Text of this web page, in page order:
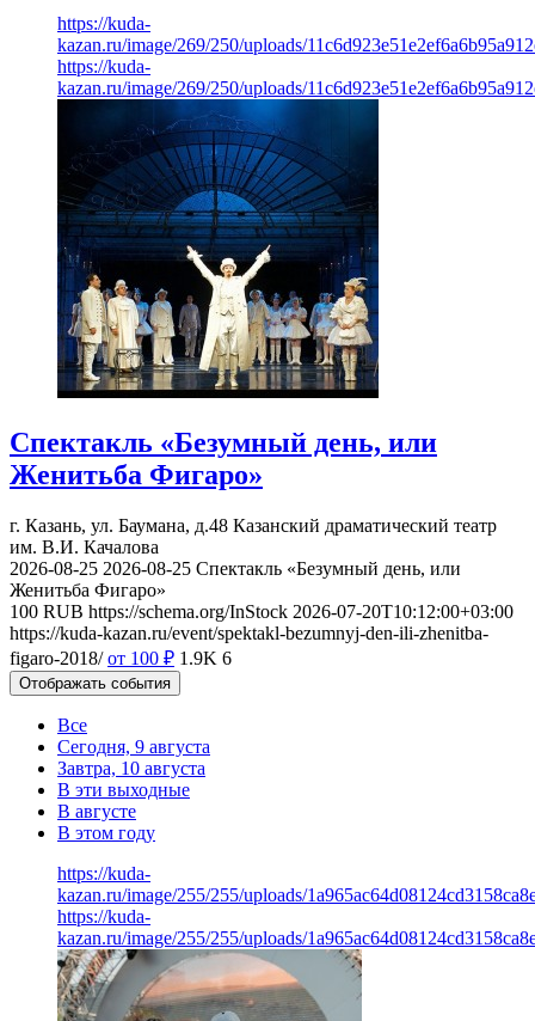
https://kuda-
kazan.ru/image/269/250/uploads/
https://kuda-
kazan.ru/image/269/250/uploads/
Спектакль «Безумный день, или
Женитьба Фигаро»
г. Казань, ул. Баумана, д.48 Казанский драматический театр
им. В.И. Качалова
2026-08-25 2026-08-25 Спектакль «Безумный день, или
Женитьба Фигаро»
100 RUB https://schema.org/InStock 2026-07-20T10:12:00+03:00
https://kuda-kazan.ru/event/spektakl-bezumnyj-den-ili-zhenitba-
figaro-2018/ от 100 ₽ 1.9K 6
Отображать события
Все
Сегодня, 9 августа
Завтра, 10 августа
В эти выходные
В августе
В этом году
https://kuda-
kazan.ru/image/255/255/uploads/
https://kuda-
kazan.ru/image/255/255/uploads/